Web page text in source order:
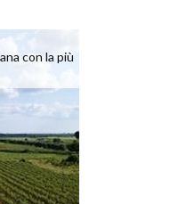
con la più